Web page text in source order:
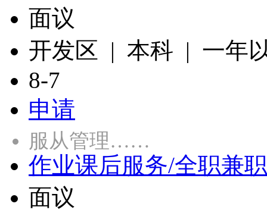
面议
开发区 | 本科 | 一年
8-7
申请
服从管理……
作业课后服务/全职兼
面议